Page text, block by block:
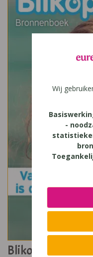
Blikopener
Wij
-